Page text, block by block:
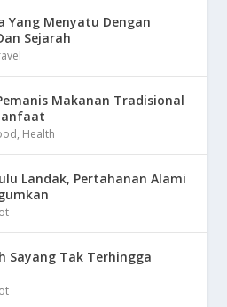
Yang Menyatu Dengan
Sejarah
Makanan Tradisional
, Health
Landak, Pertahanan Alami
Sayang Tak Terhingga